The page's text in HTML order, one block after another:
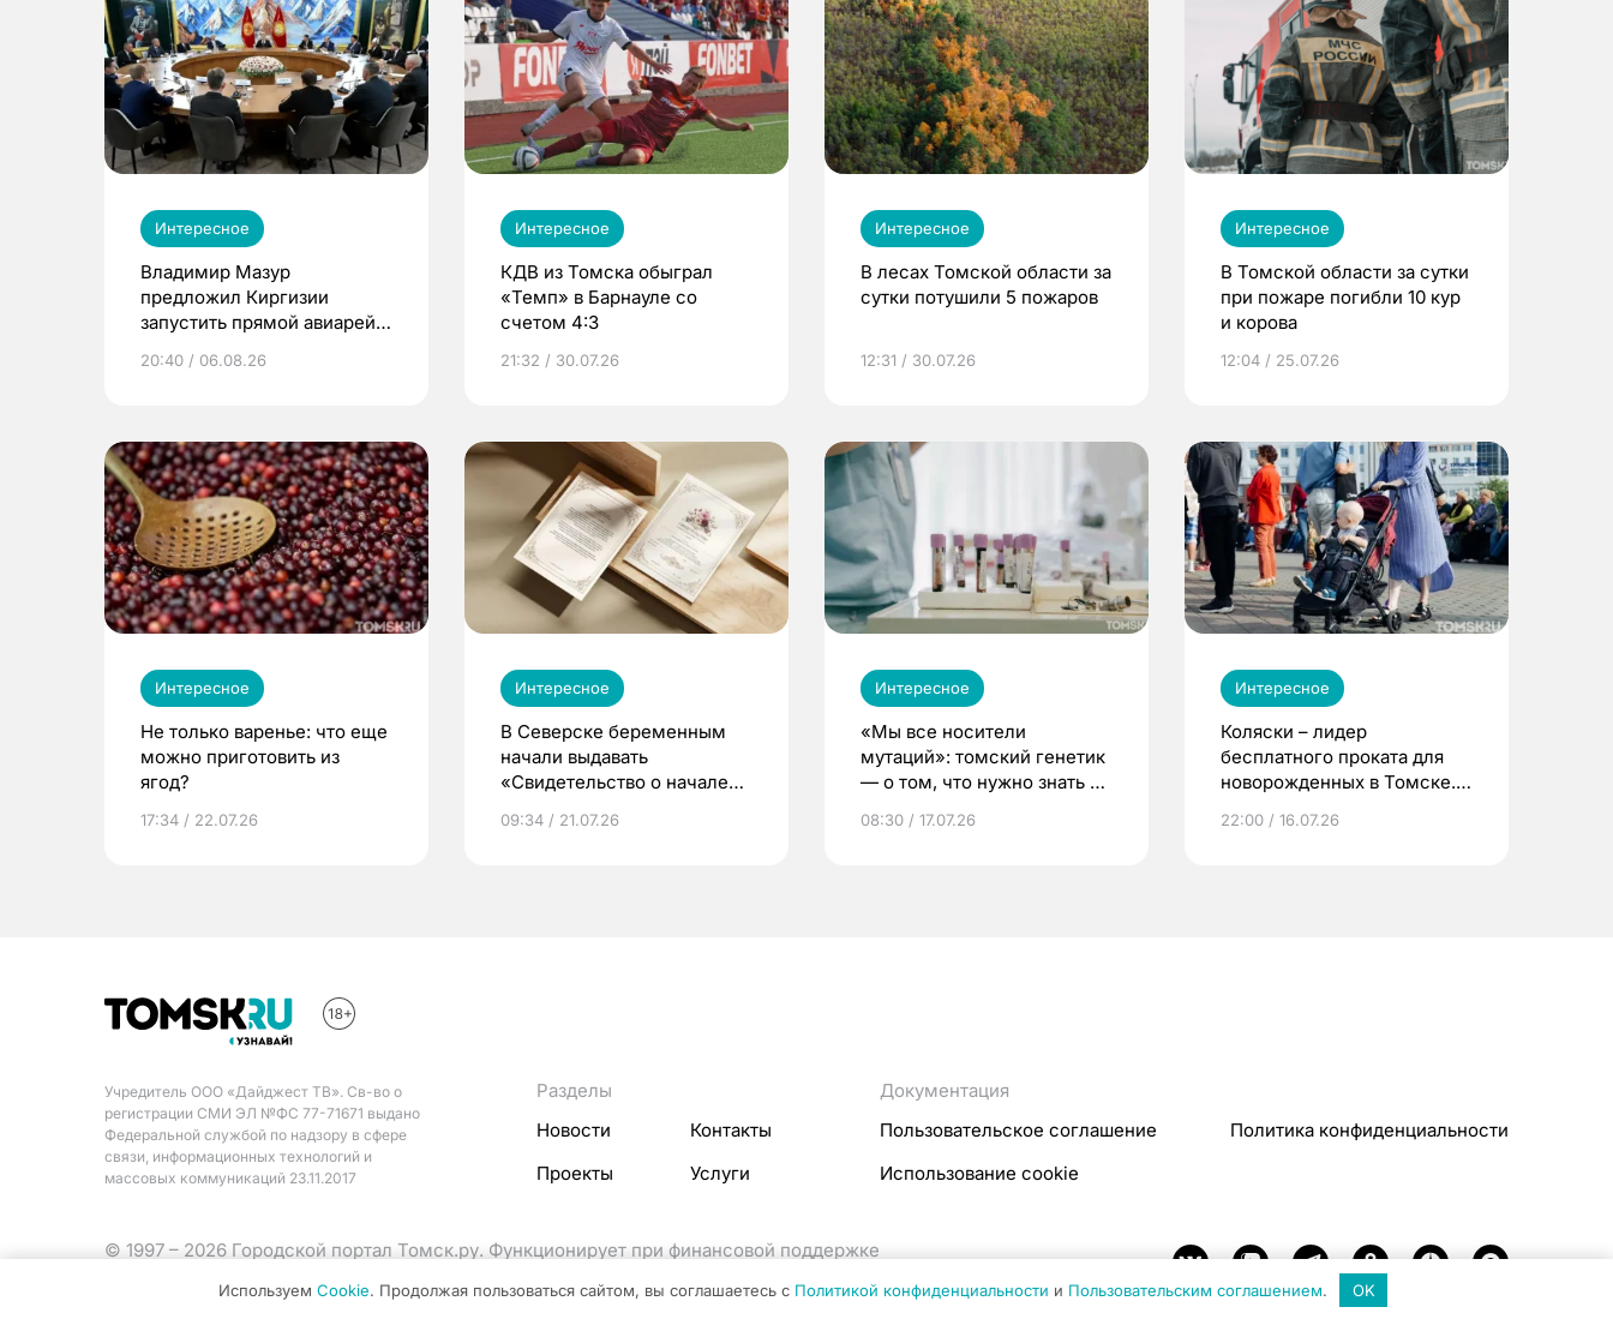
Интересное
Владимир Мазур
предложил Киргизии
запустить прямой авиарейс
20:40 / 06.08.26
Интересное
КДВ из Томска обыграл
«Темп» в Барнауле со
счетом 4:3
21:32 / 30.07.26
Интересное
В лесах Томской области за
сутки потушили 5 пожаров
12:31 / 30.07.26
Интересное
В Томской области за сутки
при пожаре погибли 10 кур
и корова
12:04 / 25.07.26
Интересное
Не только варенье: что еще
можно приготовить из
ягод?
17:34 / 22.07.26
Интересное
В Северске беременным
начали выдавать
«Свидетельство о начале
09:34 / 21.07.26
Интересное
«Мы все носители
мутаций»: томский генетик
— о том, что нужно знать до
08:30 / 17.07.26
Интересное
Коляски – лидер
бесплатного проката для
новорожденных в Томске.
22:00 / 16.07.26
Учредитель ООО «Дайджест ТВ». Св-во о
регистрации СМИ ЭЛ №ФС 77-71671 выдано
Федеральной службой по надзору в сфере
связи, информационных технологий и
массовых коммуникаций 23.11.2017
Разделы
Новости
Контакты
Проекты
Услуги
Документация
Пользовательское соглашение
Политика конфиденциальности
Использование cookie
© 1997 – 2026 Городской портал Томск.ру. Функционирует при финансовой поддержке
Используем Cookie. Продолжая пользоваться сайтом, вы соглашаетесь с Политикой конфиденциальности и Пользовательским соглашением. OK